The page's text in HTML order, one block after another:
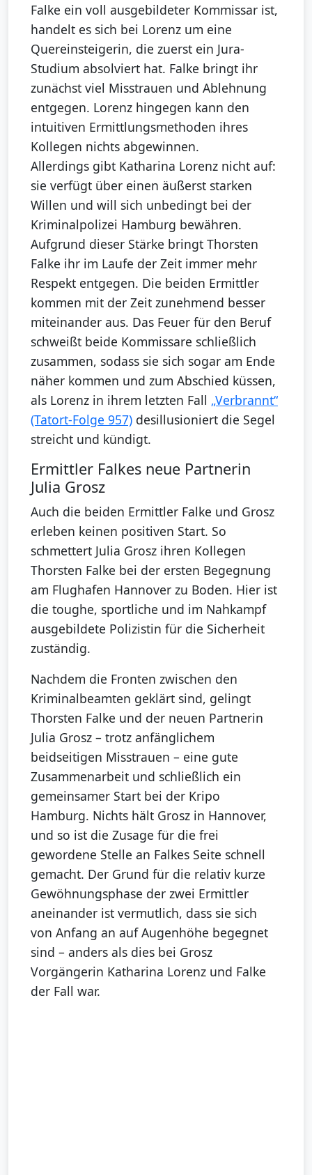
Falke ein voll ausgebildeter Kommissar ist,
handelt es sich bei Lorenz um eine
Quereinsteigerin, die zuerst ein Jura-
Studium absolviert hat. Falke bringt ihr
zunächst viel Misstrauen und Ablehnung
entgegen. Lorenz hingegen kann den
intuitiven Ermittlungsmethoden ihres
Kollegen nichts abgewinnen.
Allerdings gibt Katharina Lorenz nicht auf:
sie verfügt über einen äußerst starken
Willen und will sich unbedingt bei der
Kriminalpolizei Hamburg bewähren.
Aufgrund dieser Stärke bringt Thorsten
Falke ihr im Laufe der Zeit immer mehr
Respekt entgegen. Die beiden Ermittler
kommen mit der Zeit zunehmend besser
miteinander aus. Das Feuer für den Beruf
schweißt beide Kommissare schließlich
zusammen, sodass sie sich sogar am Ende
näher kommen und zum Abschied küssen,
als Lorenz in ihrem letzten Fall „Verbrannt“
(Tatort-Folge 957) desillusioniert die Segel
streicht und kündigt.
Ermittler Falkes neue Partnerin
Julia Grosz
Auch die beiden Ermittler Falke und Grosz
erleben keinen positiven Start. So
schmettert Julia Grosz ihren Kollegen
Thorsten Falke bei der ersten Begegnung
am Flughafen Hannover zu Boden. Hier ist
die toughe, sportliche und im Nahkampf
ausgebildete Polizistin für die Sicherheit
zuständig.
Nachdem die Fronten zwischen den
Kriminalbeamten geklärt sind, gelingt
Thorsten Falke und der neuen Partnerin
Julia Grosz – trotz anfänglichem
beidseitigen Misstrauen – eine gute
Zusammenarbeit und schließlich ein
gemeinsamer Start bei der Kripo
Hamburg. Nichts hält Grosz in Hannover,
und so ist die Zusage für die frei
gewordene Stelle an Falkes Seite schnell
gemacht. Der Grund für die relativ kurze
Gewöhnungsphase der zwei Ermittler
aneinander ist vermutlich, dass sie sich
von Anfang an auf Augenhöhe begegnet
sind – anders als dies bei Grosz
Vorgängerin Katharina Lorenz und Falke
der Fall war.